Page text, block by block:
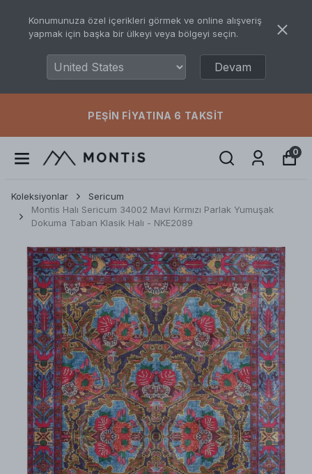
Konumunuza özel içerikleri görmek ve online alışveriş
yapmak için başka bir ülkeyi veya bölgeyi seçin.
Devam
PEŞIN FIYATINA 6 TAKSIT
0
Koleksiyonlar
Sericum
Montis Halı Sericum 34002 Mavi Kırmızı Parlak Yumuşak
Dokuma Taban Klasik Halı - NKE2089